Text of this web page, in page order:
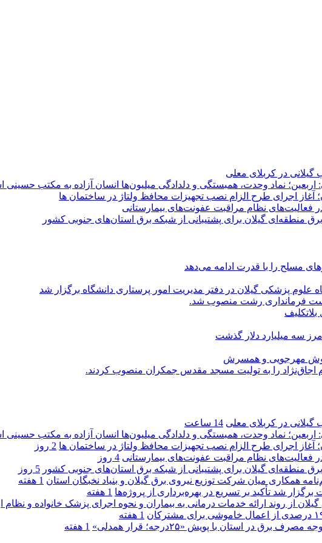
گیلانی در کربلای معلی
اربعین؛ نماد وحدت، همبستگی و دلدادگی میلیون‌ها انسان آزاده به مکتب
آغاز اجرای طرح الزام نصب تجهیزات محافظ ولتاژ در ساختمان ها
فعالیت‌های نظام مراقبت عفونت‌های بیمارستانی
منطقه‌ای گیلان برای پشتیبانی از شبكه برق استان‌های جنوبی كشور
مسلح را با قدرت ادامه می‌دهد
پزشکی گیلان در دفتر مدیریت امور پرستاری دانشگاه برگزار شد
فرمانداری رشت منصوب شد.
سه میلیارد دلار گذشت
مهرجویی و همسرش
اجاق‌نژاد را به تولیت مسجد مقدس جمکران منصوب کردند.
گیلانی در کربلای معلی 14 ساعت
اربعین؛ نماد وحدت، همبستگی و دلدادگی میلیون‌ها انسان آزاده به مکتب
آغاز اجرای طرح الزام نصب تجهیزات محافظ ولتاژ در ساختمان ها 2 روز
فعالیت‌های نظام مراقبت عفونت‌های بیمارستانی 4 روز
منطقه‌ای گیلان برای پشتیبانی از شبكه برق استان‌های جنوبی كشور 5 روز
همكاری میان شركت توزیع نیروی برق گیلان و بنیاد نخبگان استان 1 هفته
شد تأکید بر تسریع در بهره‌برداری از پروژه‌ها 1 هفته
از روند ارائه خدمات درمانی به بیماران و نحوه اجرای پزشک خانواده و
1 هفته
در استان با پویش «۲۵درجه؛ قرار همدلی»
1 هفته